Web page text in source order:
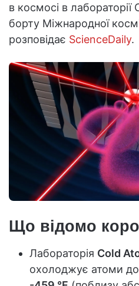
в космосі в
борту Міжнародної
розповідає ScienceDaily.
Що відомо
Лабораторія Cold
охолоджує атоми